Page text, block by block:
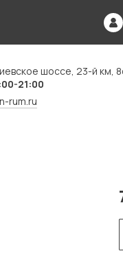
шоссе, 23-й км,
21:00
rum.ru